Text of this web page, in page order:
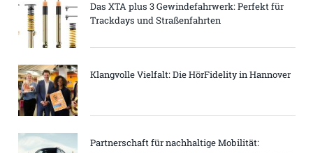
Das XTA plus 3 Gewindefahrwerk: Perfekt für
Trackdays und Straßenfahrten
Klangvolle Vielfalt: Die HörFidelity in Hannover
Partnerschaft für nachhaltige Mobilität: